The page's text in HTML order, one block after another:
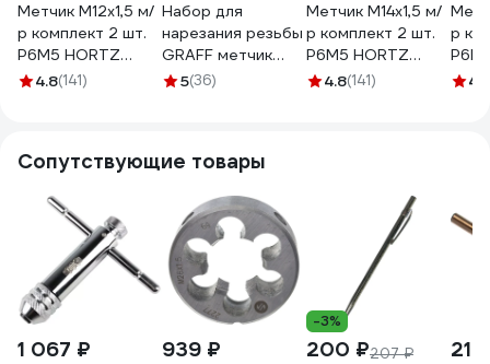
Метчик М12x1,5 м/
р комплект 2 шт.
Р6М5 HORTZ
203879
4.8(141)
Набор для
нарезания резьбы
GRAFF метчик
М10х 1,50 мм и
5(36)
Метчик М14x1,5 м/
р комплект 2 шт.
Р6М5 HORTZ
203884
4.8(141)
р
4.8
Сопутствующие товары
1 067 ₽ 939 ₽
-3%
200 ₽207 ₽